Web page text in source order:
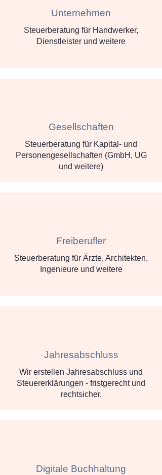
Unternehmen
Steuerberatung für Handwerker,
Dienstleister und weitere
Gesellschaften
Steuerberatung für Kapital- und
Personengesellschaften (GmbH, UG
und weitere)
Freiberufler
Steuerberatung für Ärzte, Architekten,
Ingenieure und weitere
Jahresabschluss
Wir erstellen Jahresabschluss und
Steuererklärungen - fristgerecht und
rechtsicher.
Digitale Buchhaltung